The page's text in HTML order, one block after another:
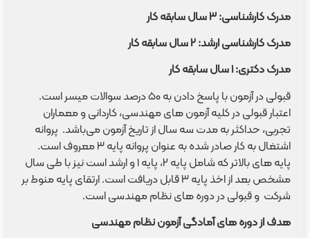
مدرک کارشناسی: ۳ سال سابقه کار
مدرک کارشناسی ارشد: ۲ سال سابقه کار
مدرک دکتری:۱سال سابقه کار
قبولی در آزمون با پاسخ دادن به ۵۰ درصد سوالات میسر است.
اعتبار قبولی در کلیه آزمون های مهندسی، کاردانی و معماران
تجربی، حداکثر به مدت سه سال از تاریخ آزمون می‌باشد. پروانه
اشتغال به کار صادر شده به عنوان پروانه پایه ۳ معروف است.
پایه های بالاتر که شامل پایه ۲، پایه ۱ و ارشد است نیز با طی سال
مشخص بعد از اخذ پایه ۳ قابل دریافت است. ارتقای پایه منوط بر
شرکت و قبولی در دوره های نظام مهندسی است.
هدف از دوره های آمادگی آزمون نظام مهندسی